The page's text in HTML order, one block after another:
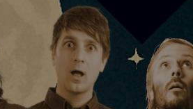
OFF TAMPERE